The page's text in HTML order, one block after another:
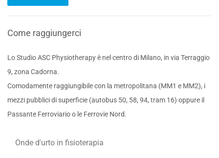
Come raggiungerci
Lo Studio ASC Physiotherapy è nel centro di Milano, in via Terraggio
9, zona Cadorna.
Comodamente raggiungibile con la metropolitana (MM1 e MM2), i
mezzi pubblici di superficie (autobus 50, 58, 94, tram 16) oppure il
Passante Ferroviario o le Ferrovie Nord.
Onde d'urto in fisioterapia